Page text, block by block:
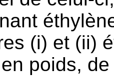
(i) et (ii)
poids,